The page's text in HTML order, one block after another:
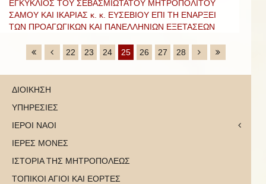
ΕΓΚΥΚΛΙΟΣ ΤΟΥ ΣΕΒΑΣΜΙΩΤΑΤΟΥ ΜΗΤΡΟΠΟΛΙΤΟΥ
ΣΑΜΟΥ ΚΑΙ ΙΚΑΡΙΑΣ κ. κ. ΕΥΣΕΒΙΟΥ ΕΠΙ ΤΗ ΕΝΑΡΞΕΙ
ΤΩΝ ΠΡΟΑΓΩΓΙΚΩΝ ΚΑΙ ΠΑΝΕΛΛΗΝΙΩΝ ΕΞΕΤΑΣΕΩΝ
22 23 24 25 26 27 28
ΔΙΟΙΚΗΣΗ
ΥΠΗΡΕΣΙΕΣ
ΙΕΡΟΙ ΝΑΟΙ
ΙΕΡΕΣ ΜΟΝΕΣ
ΙΣΤΟΡΙΑ ΤΗΣ ΜΗΤΡΟΠΟΛΕΩΣ
ΤΟΠΙΚΟΙ ΑΓΙΟΙ ΚΑΙ ΕΟΡΤΕΣ